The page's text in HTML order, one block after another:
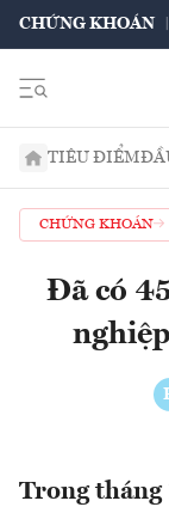
CHỨNG KHOÁN
TIÊU ĐIỂM
CHỨNG KHOÁN
Đã có
Trong